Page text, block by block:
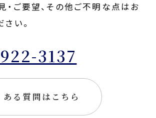
・ご要望、その他ご不明な点はお
い。
3137
ある質問はこちら